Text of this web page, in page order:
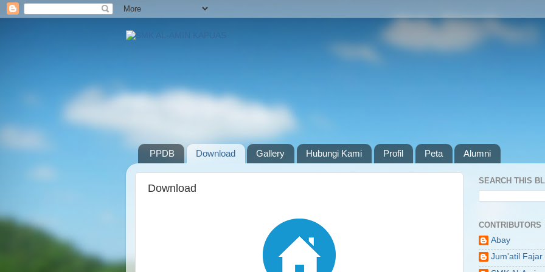
PPDB Download Gallery Hubungi Kami Profil Peta Alumni
Download
SEARCH THIS
CONTRIBUTORS
Abay
Jum'atil Fajar